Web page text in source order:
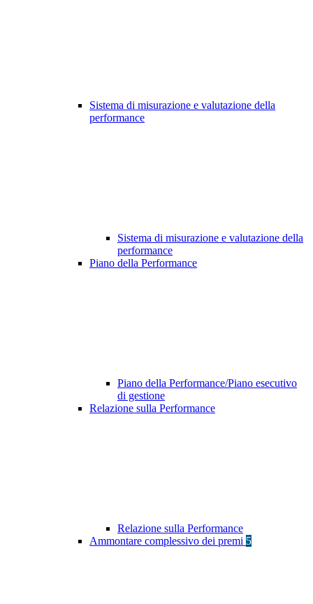
Sistema di misurazione e valutazione della
performance
Sistema di misurazione e valutazione della
performance
Piano della Performance
Piano della Performance/Piano esecutivo
di gestione
Relazione sulla Performance
Relazione sulla Performance
Ammontare complessivo dei premi 5